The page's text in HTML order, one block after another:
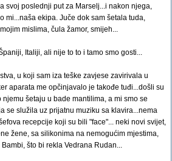
svoj poslednji put za Marselj...i nakon njega,
mi...naša ekipa. Juče dok sam šetala tuda,
mislima, čula žamor, smijeh...
Italiji, ali nije to to i tamo smo gosti...
u koji sam iza teške zavjese zavirivala u
aparata me opčinjavalo je takođe tuđi...došli su
šetaju u bade mantilima, a mi smo se
se služila uz prijatnu muziku sa klavira...nema
recepcije koji su bili "face"... neki novi svijet,
žene, sa silikonima na nemogućim mjestima,
što bi rekla Vedrana Rudan...